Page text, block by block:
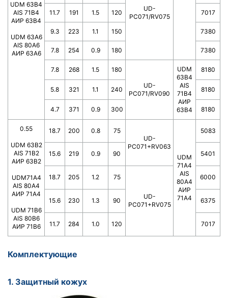
UDM 63B4
AIS 71B4
АИР 63В4
UDM 63A6
AIS 80A6
АИР 63А6
UD-
PC071/RV075
11.7 191 1.5 120 7017
9.3 223 1.1 150 7380
7.8 254 0.9 180 7380
7.8 268 1.5 180
UD-
PC071/RV090
UDM
63B4
AIS
71B4
АИР
63В4
8180
5.8 321 1.1 240 8180
4.7 371 0.9 300 8180
0.55
UDM 63B2
AIS 71B2
АИР 63В2
UDM71A4
AIS 80A4
АИР 71А4
UDM 71B6
AIS 80B6
АИР 71В6
18.7 200 0.8
75
UD-
PC071+RV063
UDM
71A4
AIS
80A4
АИР
71А4
5083
15.6 219 0.9 90 5401
18.7 205 1.2 75
UD-
PC071+RV075
6000
15.6 230 1.3 90 6375
11.7 284 1.0 120 7017
Комплектующие
1. Защитный кожух